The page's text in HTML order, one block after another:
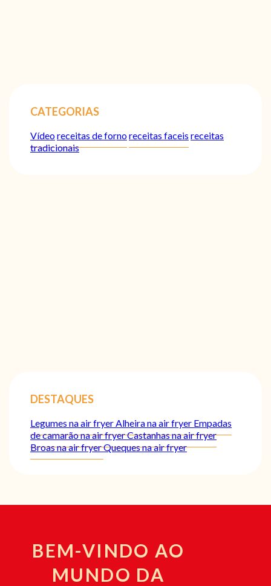
CATEGORIAS
Vídeoreceitas de fornoreceitas faceis receitas
tradicionais
DESTAQUES
Legumes na air fryer Alheira na air fryer Empadas
de camarão na air fryerCastanhas na air fryer
Broas na air fryerQueques na air fryer
BEM-VINDO AO
MUNDO DA